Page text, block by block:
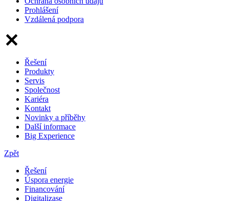
Prohlášení
Vzdálená podpora
Řešení
Produkty
Servis
Společnost
Kariéra
Kontakt
Novinky a příběhy
Další informace
Big Experience
Zpět
Řešení
Úspora energie
Financování
Digitalizase